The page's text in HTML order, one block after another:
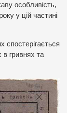
особливість,
у цій частині
спостерігається
в гривнях та